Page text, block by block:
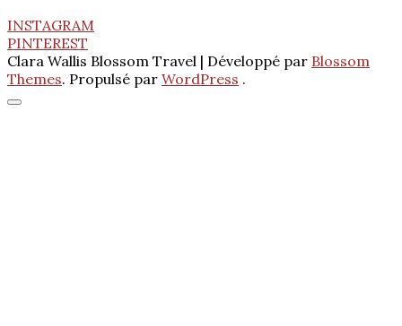
INSTAGRAM
PINTEREST
Clara Wallis Blossom Travel | Développé par Blossom
Themes. Propulsé par WordPress .